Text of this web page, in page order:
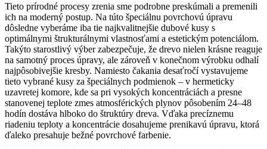
Tieto prírodné procesy zrenia sme podrobne preskúmali a premenili
ich na moderný postup. Na túto špeciálnu povrchovú úpravu
dôsledne vyberáme iba tie najkvalitnejšie dubové kusy s
optimálnymi štrukturálnymi vlastnosťami a estetickým potenciálom.
Takýto starostlivý výber zabezpečuje, že drevo nielen krásne reaguje
na samotný proces úpravy, ale zároveň v konečnom výrobku odhalí
najpôsobivejšie kresby. Namiesto čakania desaťročí vystavujeme
tieto vybrané kusy za špeciálnych podmienok – v hermeticky
uzavretej komore, kde sa pri vysokých koncentráciách a presne
stanovenej teplote zmes atmosférických plynov pôsobením 24–48
hodín dostáva hlboko do štruktúry dreva. Vďaka precíznemu
riadeniu teploty a koncentrácie dosahujeme prenikavú úpravu, ktorá
ďaleko presahuje bežné povrchové farbenie.